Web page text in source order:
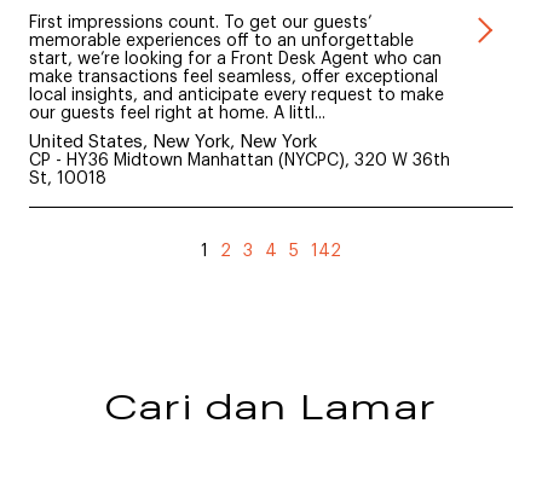
First impressions count. To get our guests’
memorable experiences off to an unforgettable
start, we’re looking for a Front Desk Agent who can
make transactions feel seamless, offer exceptional
local insights, and anticipate every request to make
our guests feel right at home. A littl...
United States, New York, New York
CP - HY36 Midtown Manhattan (NYCPC), 320 W 36th
St, 10018
1 2 3 4 5 142
Cari dan Lamar